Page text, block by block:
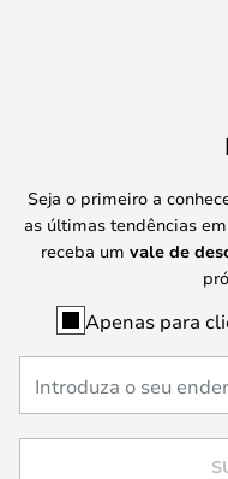
Seja o primeiro a
as últimas tendências
receba um vale de
Apenas para